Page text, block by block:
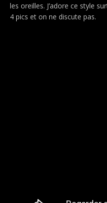
les oreilles. J’adore ce style
4 pics et on ne discute pas.